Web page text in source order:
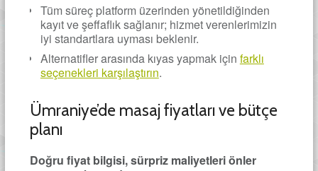
Tüm süreç platform üzerinden yönetildiğinden
kayıt ve şeffaflık sağlanır; hizmet verenlerimizin
iyi standartlara uyması beklenir.
Alternatifler arasında kıyas yapmak için farklı
seçenekleri karşılaştırın.
Ümraniye’de masaj fiyatları ve bütçe
planı
Doğru fiyat bilgisi, sürpriz maliyetleri önler